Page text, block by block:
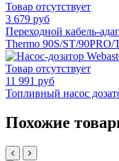
Товар отсутствует
3 679 руб
Переходной кабель-
Thermo 90S/ST/
Товар отсутствует
11 991 руб
Топливный насос
Похожие